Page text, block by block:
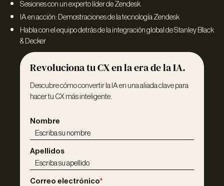
Sesiones con un experto líder de Zendesk
IA en acción: Demostraciones de la tecnología Zendesk
Habla con el equipo detrás de la integración global de Stanley Black
& Decker
Revoluciona tu CX en la era de la IA.
Descubre cómo convertir la IA en una aliada clave para
hacer tu CX más inteligente.
Nombre
Apellidos
Correo electrónico*